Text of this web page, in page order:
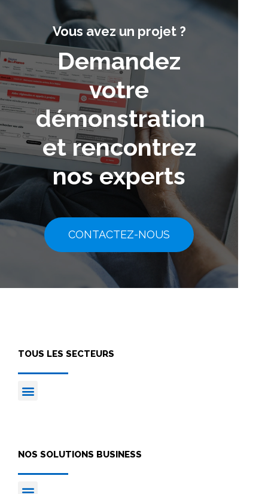
Vous avez un projet ?
Demandez
votre
démonstration
et rencontrez
nos experts
CONTACTEZ-NOUS
TOUS LES SECTEURS
NOS SOLUTIONS BUSINESS